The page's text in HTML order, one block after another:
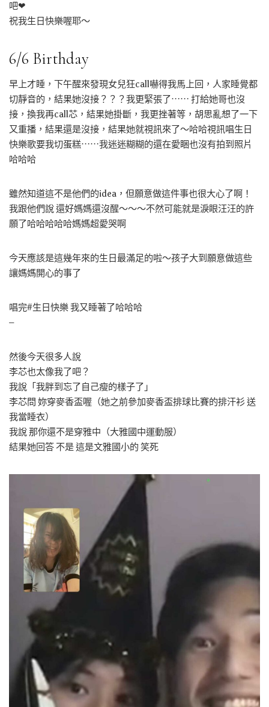
吧❤
祝我生日快樂喔耶～
6/6 Birthday
早上才睡，下午醒來發現女兒狂call嚇得我馬上回，人家睡覺都
切靜音的，結果她沒接？？？我更緊張了⋯⋯ 打給她哥也沒
接，換我再call芯，結果她掛斷，我更挫著等，胡思亂想了一下
又重播，結果還是沒接，結果她就視訊來了～哈哈視訊唱生日
快樂歌要我切蛋糕⋯⋯我迷迷糊糊的還在愛睏也沒有拍到照片
哈哈哈
雖然知道這不是他們的idea，但願意做這件事也很大心了啊！
我跟他們說 還好媽媽還沒醒～～～不然可能就是淚眼汪汪的許
願了哈哈哈哈哈媽媽超愛哭啊
今天應該是這幾年來的生日最滿足的啦～孩子大到願意做這些
讓媽媽開心的事了
唱完#生日快樂 我又睡著了哈哈哈
–
然後今天很多人說
李芯也太像我了吧？
我說「我胖到忘了自己瘦的樣子了」
李芯問 妳穿麥香盃喔（她之前參加麥香盃排球比賽的排汗衫 送
我當睡衣）
我說 那你還不是穿雅中（大雅國中運動服）
結果她回答 不是 這是文雅國小的 笑死